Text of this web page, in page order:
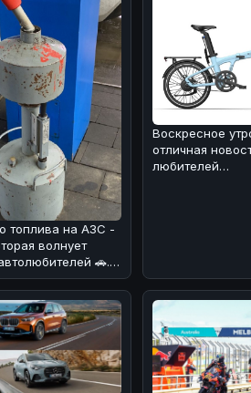
топлива на АЗС -
волнует
🚗.
как
Воскресное
отличная
любителей